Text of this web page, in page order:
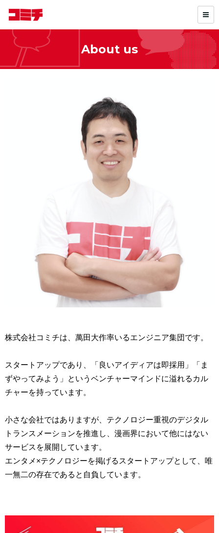
About us
株式会社コミチは、萬田大作率いるエンジニア集団です。
スタートアップであり、「良いアイディアは即採用」「ま
ずやってみよう」というベンチャーマインドに溢れるカル
チャーを持っています。
小さな会社ではありますが、テクノロジー重視のデジタル
トランスメーションを推進し、漫画界において他にはない
サービスを展開しています。
エンタメ×テクノロジーを掲げるスタートアップとして、唯
一無二の存在であると自負しています。